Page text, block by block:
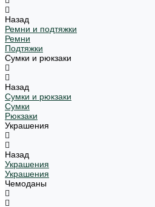
Назад
Ремни и подтяжки
Ремни
Подтяжки
Сумки и рюкзаки
Назад
Сумки и рюкзаки
Сумки
Рюкзаки
Украшения
Назад
Украшения
Украшения
Чемоданы